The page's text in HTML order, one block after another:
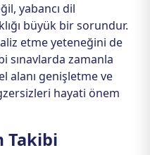
yabancı dil
büyük bir sorundur.
etme yeteneğini de
sınavlarda zamanla
alanı genişletme ve
hayati önem
Takibi